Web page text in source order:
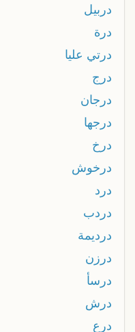
دربيل
درة
درتي عليا
درج
درجان
درجها
درخ
درخوش
درد
دردب
درديمة
درزن
درسأ
درش
درع